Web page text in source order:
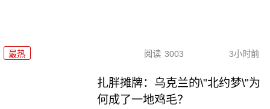
最热 阅读 3003 3小时前
扎胖摊牌：乌克兰的\"北约梦\"为
何成了一地鸡毛？